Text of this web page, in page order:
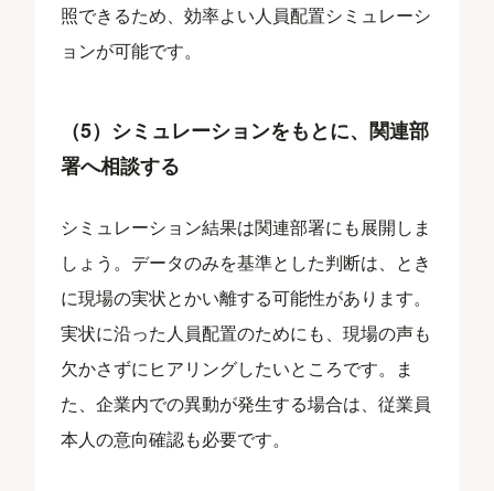
照できるため、効率よい人員配置シミュレーシ
ョンが可能です。
（5）シミュレーションをもとに、関連部
署へ相談する
シミュレーション結果は関連部署にも展開しま
しょう。データのみを基準とした判断は、とき
に現場の実状とかい離する可能性があります。
実状に沿った人員配置のためにも、現場の声も
欠かさずにヒアリングしたいところです。ま
た、企業内での異動が発生する場合は、従業員
本人の意向確認も必要です。